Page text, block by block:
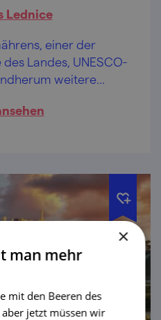
Lednice
einer der
Landes, UNESCO-
weitere
×
man mehr
mit den Beeren des
jetzt müssen wir